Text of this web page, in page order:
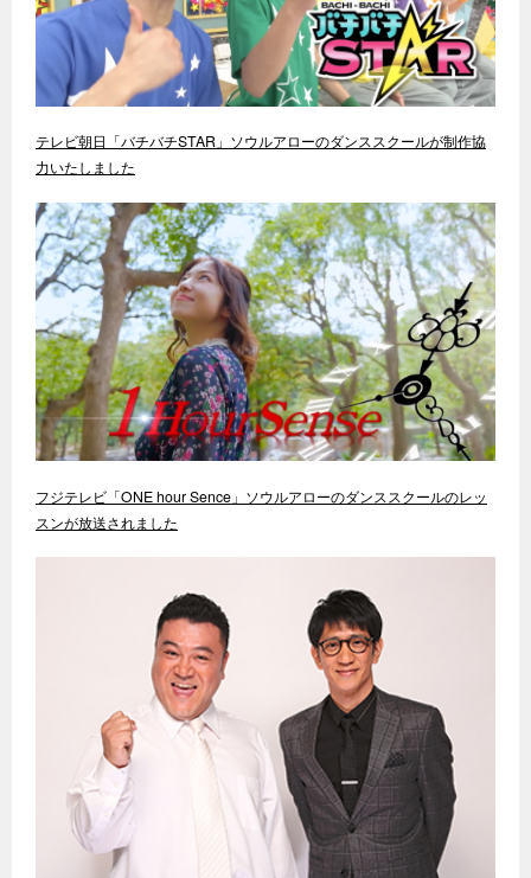
テレビ朝日「バチバチSTAR」ソウルアローのダンススクールが制作協
力いたしました
フジテレビ「ONE hour Sence」ソウルアローのダンススクールのレッ
スンが放送されました